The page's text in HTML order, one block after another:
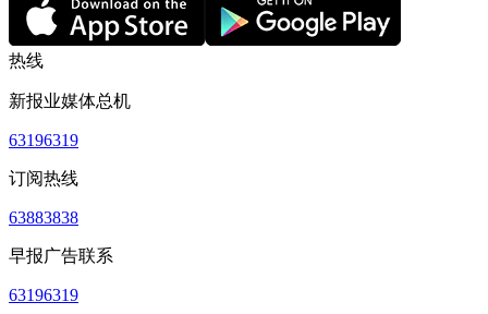
热线
新报业媒体总机
63196319
订阅热线
63883838
早报广告联系
63196319